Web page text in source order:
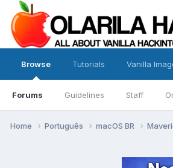
Browse
Forums Guidelines Staff
Tutorials Vanilla
Home Português macOS BR